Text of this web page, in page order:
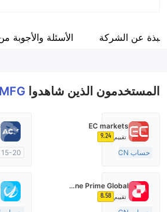
موظفو الشركة
نبذة عن الشركة الأسئلة والأجوبة
المستخدمون الذين شاهدوا MFG
EC markets
تقييم 9.24
حساب ECN
صناعة السوق (MM)
Fortune Prime Global
تقييم 8.58